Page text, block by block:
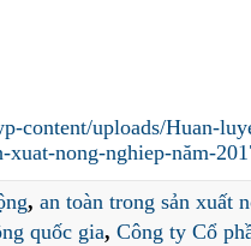
content/uploads/Huan-
xuat-nong-nghiep-năm-
, an toàn trong sản xuất
quốc gia, Công ty Cổ